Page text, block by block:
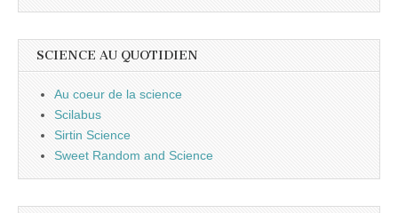
SCIENCE AU QUOTIDIEN
Au coeur de la science
Scilabus
Sirtin Science
Sweet Random and Science